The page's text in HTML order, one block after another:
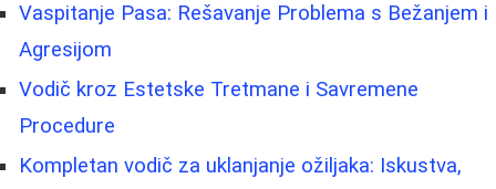
Vaspitanje Pasa: Rešavanje Problema s Bežanjem i
Agresijom
Vodič kroz Estetske Tretmane i Savremene
Procedure
Kompletan vodič za uklanjanje ožiljaka: Iskustva,